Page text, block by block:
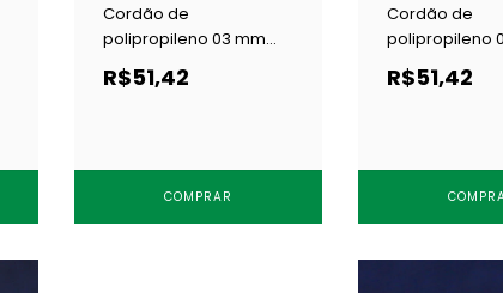
Cordão de
polipropileno 03 mm
Cordex N5 preto c/ 100
m
R$51,42
COMPRAR
Cordão de
polipropileno
Cordex N5
m
R$51,42